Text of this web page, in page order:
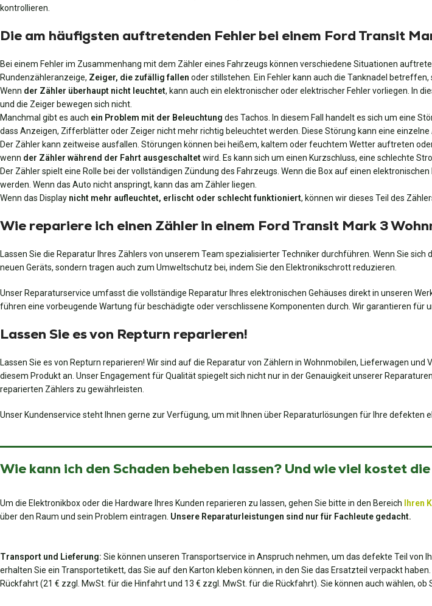
kontrollieren.
Die am häufigsten auftretenden Fehler bei einem Ford Transit
Bei einem Fehler im Zusammenhang mit dem Zähler eines Fahrzeugs können verschiedene Situationen
Rundenzähleranzeige, Zeiger, die zufällig fallen oder stillstehen. Ein Fehler kann auch die Tanknadel betreffen,
Wenn der Zähler überhaupt nicht leuchtet, kann auch ein elektronischer oder elektrischer Fehler vorliegen. In
und die Zeiger bewegen sich nicht.
Manchmal gibt es auch ein Problem mit der Beleuchtung des Tachos. In diesem Fall handelt es sich um eine
dass Anzeigen, Zifferblätter oder Zeiger nicht mehr richtig beleuchtet werden. Diese Störung kann eine
Der Zähler kann zeitweise ausfallen. Störungen können bei heißem, kaltem oder feuchtem Wetter auftreten
wenn der Zähler während der Fahrt ausgeschaltetwird. Es kann sich um einen Kurzschluss, eine schlechte
Der Zähler spielt eine Rolle bei der vollständigen Zündung des Fahrzeugs. Wenn die Box auf einen
werden. Wenn das Auto nicht anspringt, kann das am Zähler liegen.
Wenn das Display nicht mehr aufleuchtet, erlischt oder schlecht funktioniert, können wir dieses Teil des
Wie repariere ich einen Zähler in einem Ford Transit Mark 3
Lassen Sie die Reparatur Ihres Zählers von unserem Team spezialisierter Techniker durchführen. Wenn Sie
neuen Geräts, sondern tragen auch zum Umweltschutz bei, indem Sie den Elektronikschrott reduzieren.
Unser Reparaturservice umfasst die vollständige Reparatur Ihres elektronischen Gehäuses direkt in unseren
führen eine vorbeugende Wartung für beschädigte oder verschlissene Komponenten durch. Wir garantieren für
Lassen Sie es von Repturn reparieren!
Lassen Sie es von Repturn reparieren! Wir sind auf die Reparatur von Zählern in Wohnmobilen, Lieferwagen
diesem Produkt an. Unser Engagement für Qualität spiegelt sich nicht nur in der Genauigkeit unserer
reparierten Zählers zu gewährleisten.
Unser Kundenservice steht Ihnen gerne zur Verfügung, um mit Ihnen über Reparaturlösungen für Ihre defekten
Wie kann ich den Schaden beheben lassen? Und wie viel kostet
Um die Elektronikbox oder die Hardware Ihres Kunden reparieren zu lassen, gehen Sie bitte in den Bereich Ihren
über den Raum und sein Problem eintragen. Unsere Reparaturleistungen sind nur für Fachleute gedacht.
Transport und Lieferung: Sie können unseren Transportservice in Anspruch nehmen, um das defekte Teil
erhalten Sie ein Transportetikett, das Sie auf den Karton kleben können, in den Sie das Ersatzteil verpackt
Rückfahrt (21 € zzgl. MwSt. für die Hinfahrt und 13 € zzgl. MwSt. für die Rückfahrt). Sie können auch wählen,